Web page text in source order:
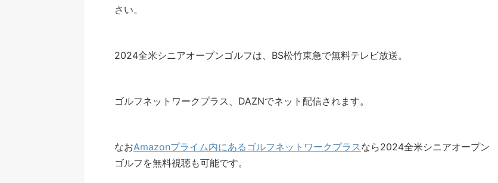
さい。
2024全米シニアオープンゴルフは、BS松竹東急で無料テレビ放送。
ゴルフネットワークプラス、DAZNでネット配信されます。
なおAmazonプライム内にあるゴルフネットワークプラス なら2024全米シニアオープン
ゴルフを無料視聴も可能です。